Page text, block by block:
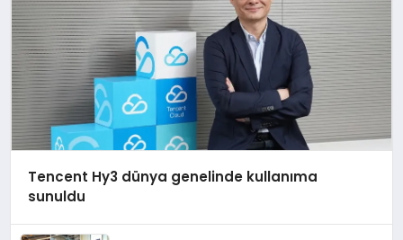
Tencent Hy3 dünya genelinde kullanıma
sunuldu